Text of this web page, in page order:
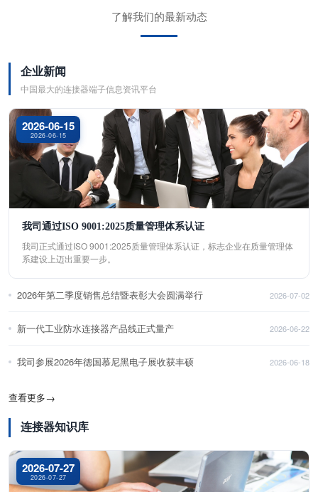
了解我们的最新动态
企业新闻
中国最大的连接器端子信息资讯平台
2026-06-15
2026-06-15
我司通过ISO 9001:2025质量管理体系认证
我司正式通过ISO 9001:2025质量管理体系认证，标志企业在质量管理体
系建设上迈出重要一步。
2026年第二季度销售总结暨表彰大会圆满举行 2026-07-02
新一代工业防水连接器产品线正式量产 2026-06-22
我司参展2026年德国慕尼黑电子展收获丰硕 2026-06-18
查看更多→
连接器知识库
2026-07-27
2026-07-27